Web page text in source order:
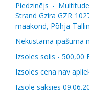
Piedzinējs -
Strand Gzira GZR
maakond, Pōhja-
Nekustamā īpašuma
Izsoles solis - 500,00
Izsoles cena nav
Izsole sāksies